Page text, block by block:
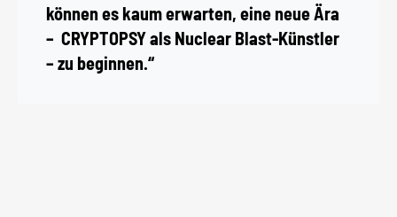
können es kaum erwarten, eine neue Ära
– CRYPTOPSY als Nuclear Blast-Künstler
– zu beginnen.“